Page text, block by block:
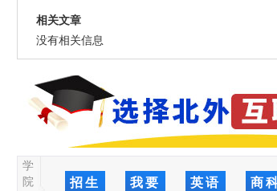
相关文章
没有相关信息
学
院
招生
我要
英语
商